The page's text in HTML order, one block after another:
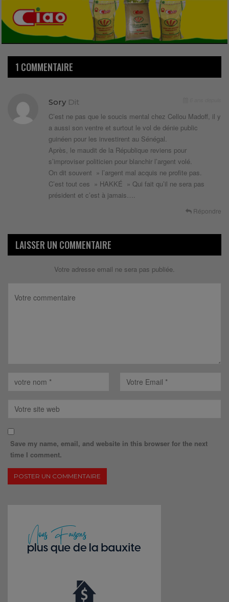
1 COMMENTAIRE
Sory Dit
C’est ne pas que le soucis mental chez Cellou Madoff, il y
a aussi son ventre et surtout le vol de dénie public
guinéen pour les investirent au Sénégal.
Après, le maudit de la République reviens pour
s’improviser politicien pour blanchir l’argent volé.
On dit souvent » l’argent mal acquis ne profite pas.
C’est tout ces » HAKKÉ » Qui fait qu’il ne sera pas
président et c’est à jamais….
Répondre
LAISSER UN COMMENTAIRE
Votre adresse email ne sera pas publiée.
Save my name, email, and website in this browser for the next
time I comment.